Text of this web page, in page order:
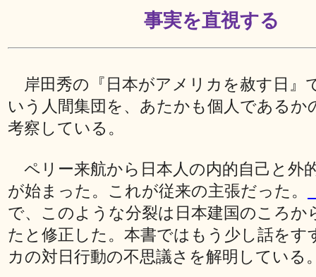
事実を直視する
岸田秀の『日本がアメリカを赦す日』
いう人間集団を、あたかも個人であるか
考察している。
ペリー来航から日本人の内的自己と外
が始まった。これが従来の主張だった。
で、このような分裂は日本建国のころか
たと修正した。本書ではもう少し話をす
カの対日行動の不思議さを解明している